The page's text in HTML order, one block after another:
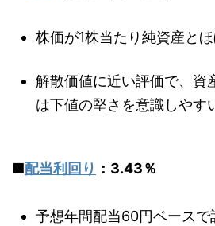
株価が1株当たり純資産と
解散価値に近い評価で、資
は下値の堅さを意識しやす
■配当利回り ：3.43％
予想年間配当60円ベースで